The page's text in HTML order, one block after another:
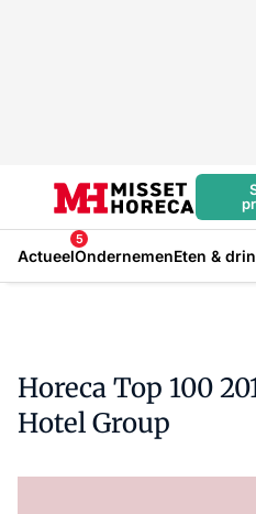
Actueel
5
OndernemenEten &
Horeca Top 100
Hotel Group